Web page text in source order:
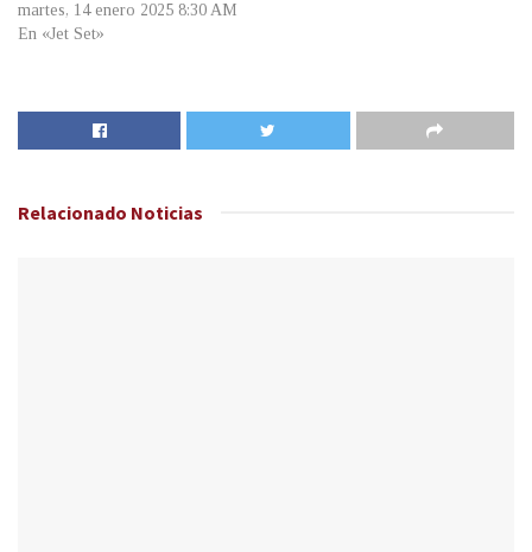
martes, 14 enero 2025 8:30 AM
En «Jet Set»
Relacionado Noticias